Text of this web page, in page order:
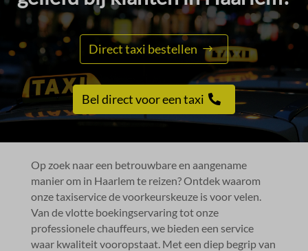
Direct taxi bestellen
Bel direct voor een taxi
Op zoek naar een betrouwbare en aangename
manier om in Haarlem te reizen? Ontdek waarom
onze taxiservice de voorkeurskeuze is voor velen.​
Van de vlotte boekingservaring tot onze
professionele chauffeurs, we bieden een service
waar kwaliteit vooropstaat.​ Met een diep begrip van